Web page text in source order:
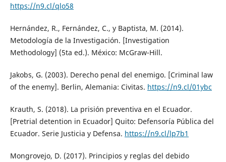
https://n9.cl/qlo58
Hernández, R., Fernández, C., y Baptista, M. (2014).
Metodología de la Investigación. [Investigation
Methodology] (5ta ed.). México: McGraw-Hill.
Jakobs, G. (2003). Derecho penal del enemigo. [Criminal law
of the enemy]. Berlin, Alemania: Civitas. https://n9.cl/01ybc
Krauth, S. (2018). La prisión preventiva en el Ecuador.
[Pretrial detention in Ecuador] Quito: Defensoría Pública del
Ecuador. Serie Justicia y Defensa. https://n9.cl/lp7b1
Mongrovejo, D. (2017). Principios y reglas del debido